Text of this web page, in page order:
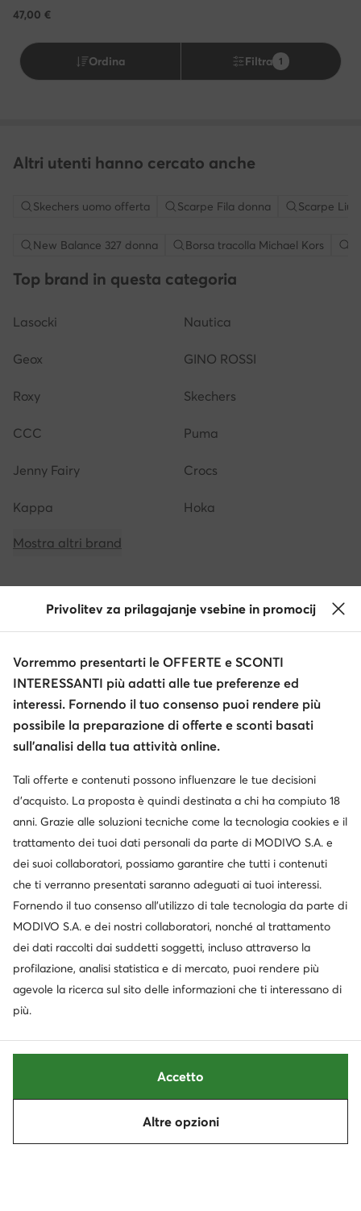
47,00 €
Ordina Filtra 1
Altri utenti hanno cercato anche
Skechers uomo offerta Scarpe Fila donna Scarpe Liu
New Balance 327 donna Borsa tracolla Michael Kors
Top brand in questa categoria
Lasocki Nautica
Geox GINO ROSSI
Roxy Skechers
CCC Puma
Jenny Fairy Crocs
Kappa Hoka
Mostra altri brand
Ricevi informazioni su novità e promozioni
Iscriviti alla newsletter
Cambia paese: Italia (IT)
Scarica l'app
Servizio clienti
Chi siamo
Privolitev za prilagajanje vsebine in promocij
Vorremmo presentarti le OFFERTE e SCONTI
INTERESSANTI più adatti alle tue preferenze ed
interessi. Fornendo il tuo consenso puoi rendere più
possibile la preparazione di offerte e sconti basati
sull’analisi della tua attività online.
Tali offerte e contenuti possono influenzare le tue decisioni
d’acquisto. La proposta è quindi destinata a chi ha compiuto 18
anni. Grazie alle soluzioni tecniche come la tecnologia cookies e il
trattamento dei tuoi dati personali da parte di MODIVO S.A. e
dei suoi collaboratori, possiamo garantire che tutti i contenuti
che ti verranno presentati saranno adeguati ai tuoi interessi.
Fornendo il tuo consenso all’utilizzo di tale tecnologia da parte di
MODIVO S.A. e dei nostri collaboratori, nonché al trattamento
dei dati raccolti dai suddetti soggetti, incluso attraverso la
profilazione, analisi statistica e di mercato, puoi rendere più
agevole la ricerca sul sito delle informazioni che ti interessano di
più.
Altre opzioni
Accetto